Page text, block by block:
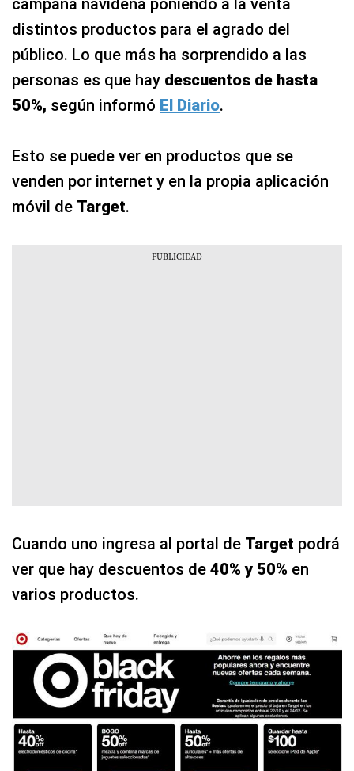
distintos productos para el agrado del
público. Lo que más ha sorprendido a las
personas es que hay descuentos de hasta
50%, según informó El Diario.
Esto se puede ver en productos que se
venden por internet y en la propia aplicación
móvil de Target.
Cuando uno ingresa al portal de Target podrá
ver que hay descuentos de 40% y 50% en
varios productos.